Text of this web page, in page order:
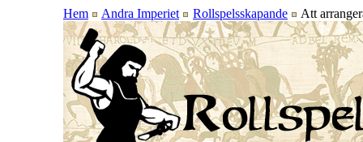
Hem Andra Imperiet Rollspelsskapande Att